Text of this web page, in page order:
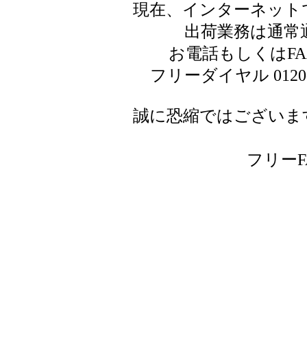
現在、インターネッ
出荷業務は通
お電話もしくは
フリーダイヤル
誠に恐縮ではござい
フリー